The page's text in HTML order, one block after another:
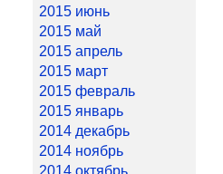
2015 июнь
2015 май
2015 апрель
2015 март
2015 февраль
2015 январь
2014 декабрь
2014 ноябрь
2014 октябрь